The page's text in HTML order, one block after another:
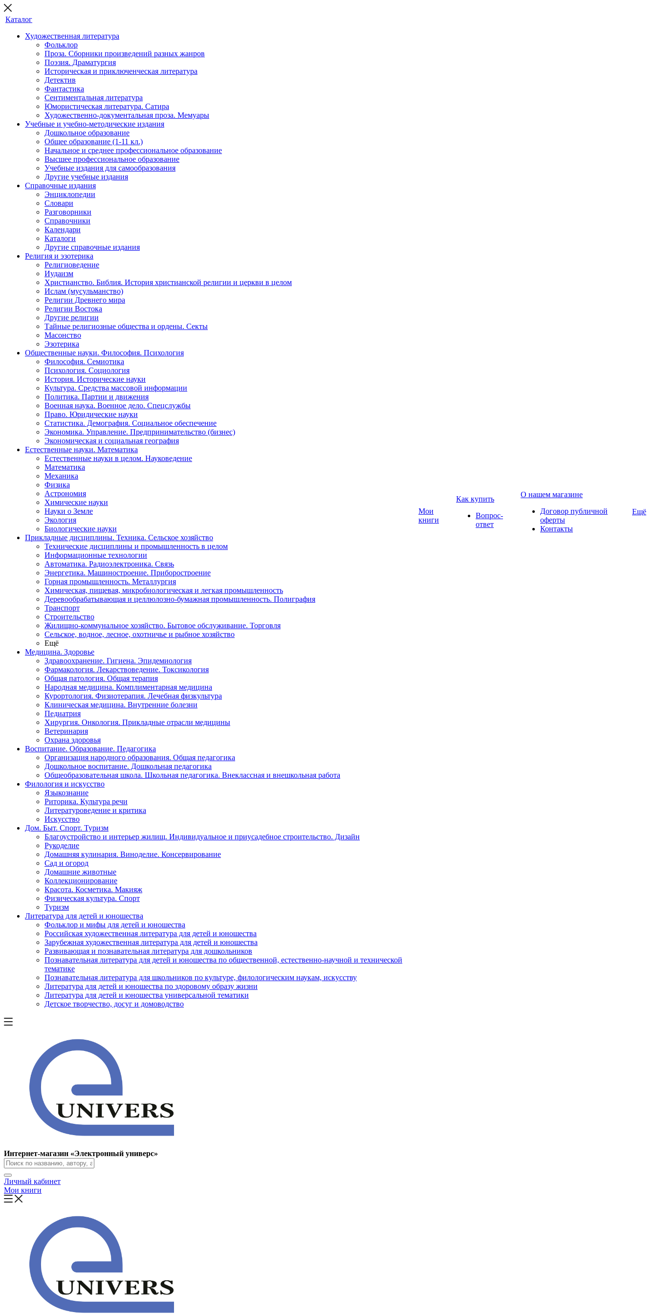
Каталог
Художественная литература
Фольклор
Проза. Сборники произведений разных жанров
Поэзия. Драматургия
Историческая и приключенческая литература
Детектив
Фантастика
Сентиментальная литература
Юмористическая литература. Сатира
Художественно-документальная проза. Мемуары
Учебные и учебно-методические издания
Дошкольное образование
Общее образование (1-11 кл.)
Начальное и среднее профессиональное образование
Высшее профессиональное образование
Учебные издания для самообразования
Другие учебные издания
Справочные издания
Энциклопедии
Словари
Разговорники
Справочники
Календари
Каталоги
Другие справочные издания
Религия и эзотерика
Религиоведение
Иудаизм
Христианство. Библия. История христианской религии и церкви в целом
Ислам (мусульманство)
Религии Древнего мира
Религии Востока
Другие религии
Тайные религиозные общества и ордены. Секты
Масонство
Эзотерика
Общественные науки. Философия. Психология
Философия. Семиотика
Психология. Социология
История. Исторические науки
Культура. Средства массовой информации
Политика. Партии и движения
Военная наука. Военное дело. Спецслужбы
Право. Юридические науки
Статистика. Демография. Социальное обеспечение
Экономика. Управление. Предпринимательство (бизнес)
Экономическая и социальная география
Естественные науки. Математика
Естественные науки в целом. Науковедение
Математика
Механика
Физика
Астрономия
Химические науки
Науки о Земле
Экология
Биологические науки
Прикладные дисциплины. Техника. Сельское хозяйство
Технические дисциплины и промышленность в целом
Информационные технологии
Автоматика. Радиоэлектроника. Связь
Энергетика. Машиностроение. Приборостроение
Горная промышленность. Металлургия
Химическая, пищевая, микробиологическая и легкая промышленность
Деревообрабатывающая и целлюлозно-бумажная промышленность. Полиграфия
Транспорт
Строительство
Жилищно-коммунальное хозяйство. Бытовое обслуживание. Торговля
Сельское, водное, лесное, охотничье и рыбное хозяйство
Ещё
Медицина. Здоровье
Здравоохранение. Гигиена. Эпидемиология
Фармакология. Лекарствоведение. Токсикология
Общая патология. Общая терапия
Народная медицина. Комплиментарная медицина
Курортология. Физиотерапия. Лечебная физкультура
Клиническая медицина. Внутренние болезни
Педиатрия
Хирургия. Онкология. Прикладные отрасли медицины
Ветеринария
Охрана здоровья
Воспитание. Образование. Педагогика
Организация народного образования. Общая педагогика
Дошкольное воспитание. Дошкольная педагогика
Общеобразовательная школа. Школьная педагогика. Внеклассная и внешкольная работа
Филология и искусство
Языкознание
Риторика. Культура речи
Литературоведение и критика
Искусство
Дом. Быт. Спорт. Туризм
Благоустройство и интерьер жилищ. Индивидуальное и приусадебное строительство. Дизайн
Рукоделие
Домашняя кулинария. Виноделие. Консервирование
Сад и огород
Домашние животные
Коллекционирование
Красота. Косметика. Макияж
Физическая культура. Спорт
Туризм
Литература для детей и юношества
Фольклор и мифы для детей и юношества
Российская художественная литература для детей и юношества
Зарубежная художественная литература для детей и юношества
Развивающая и познавательная литература для дошкольников
Познавательная литература для детей и юношества по общественной, естественно-научной и технической
тематике
Познавательная литература для школьников по культуре, филологическим наукам, искусству
Литература для детей и юношества по здоровому образу жизни
Литература для детей и юношества универсальной тематики
Детское творчество, досуг и домоводство
Мои
книги
Как купить
Вопрос-
ответ
О нашем магазине
Договор публичной
оферты
Контакты
Ещё
Интернет-магазин «Электронный универс»
Личный кабинет
Мои книги